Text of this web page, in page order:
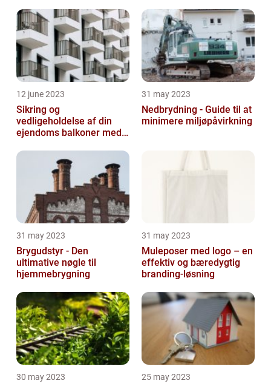
12 june 2023
Sikring og
vedligeholdelse af din
ejendoms balkoner med
31 may 2023
Nedbrydning - Guide til at
minimere miljøpåvirkning
31 may 2023
Brygudstyr - Den
ultimative nøgle til
hjemmebrygning
31 may 2023
Muleposer med logo – en
effektiv og bæredygtig
branding-løsning
30 may 2023 25 may 2023